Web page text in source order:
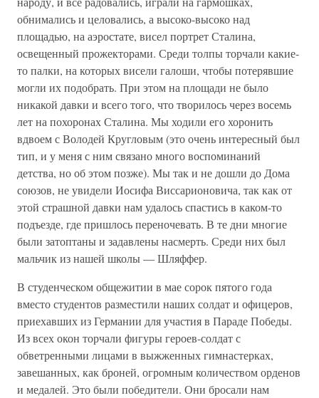
обнимались и целовались, а высоко-высоко над
площадью, на аэростате, висел портрет Сталина,
освещенный прожекторами. Среди толпы торчали какие-
то палки, на которых висели галоши, чтобы потерявшие
могли их подобрать. При этом на площади не было
никакой давки и всего того, что творилось через восемь
лет на похоронах Сталина. Мы ходили его хоронить
вдвоем с Володей Кругловым (это очень интересный был
тип, и у меня с ним связано много воспоминаний
детства, но об этом позже). Мы так и не дошли до Дома
союзов, не увидели Иосифа Виссарионовича, так как от
этой страшной давки нам удалось спастись в каком-то
подъезде, где пришлось переночевать. В те дни многие
были затоптаны и задавлены насмерть. Среди них был
мальчик из нашей школы — Шляффер.
В студенческом общежитии в мае сорок пятого года
вместо студентов разместили наших солдат и офицеров,
приехавших из Германии для участия в Параде Победы.
Из всех окон торчали фигуры героев-солдат с
обветренными лицами в выжженных гимнастерках,
завешанных, как броней, огромным количеством орденов
и медалей. Это были победители. Они бросали нам